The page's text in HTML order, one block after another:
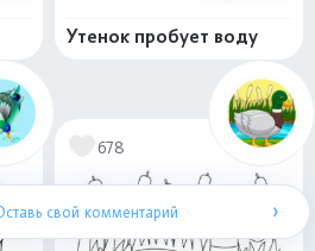
Утенок пробует воду
678
свой комментарий ›